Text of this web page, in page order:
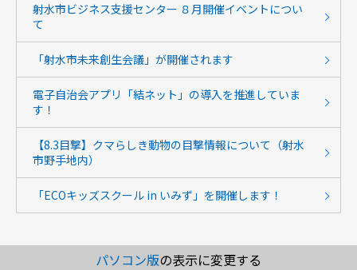
射水市ビジネス支援センター ８月開催イベントについ
て
「射水市未来創生会議」が開催されます
電子自治会アプリ「結ネット」の導入を推進していま
す！
【8.3目撃】クマらしき動物の目撃情報について（射水
市野手地内）
「ECOキッズスクール in いみず」を開催します！
パソコン版の表示に変更する